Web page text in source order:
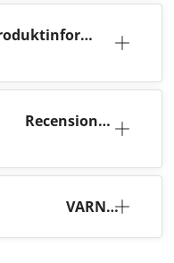
Recensione
VARNI